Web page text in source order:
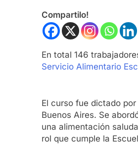
Compartilo!
En total 146
Servicio Alimentario
El curso fue dictado
Buenos Aires. Se
una alimentación
rol que cumple la